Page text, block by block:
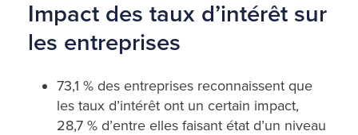
Impact des taux d’intérêt sur
les entreprises
73,1 % des entreprises reconnaissent que
les taux d’intérêt ont un certain impact,
28,7 % d’entre elles faisant état d’un niveau